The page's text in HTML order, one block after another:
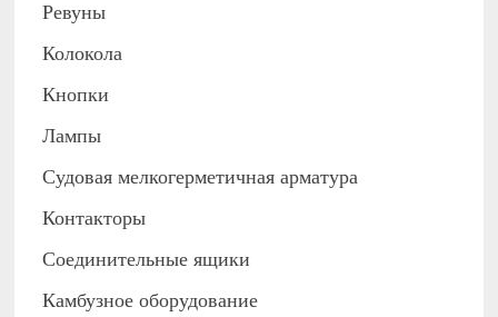
Ревуны
Колокола
Кнопки
Лампы
Судовая мелкогерметичная арматура
Контакторы
Соединительные ящики
Камбузное оборудование